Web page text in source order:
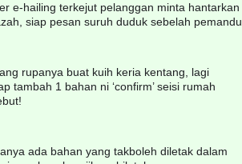
e-hailing terkejut pelanggan minta hantarkan
siap pesan suruh duduk sebelah pemandu
rupanya buat kuih keria kentang, lagi
tambah 1 bahan ni ‘confirm’ seisi rumah
ada bahan yang takboleh diletak dalam